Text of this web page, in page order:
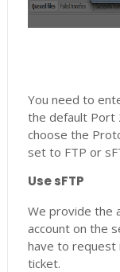
You need to
the default Port
choose the
set to FTP or
Use sFTP
We provide the
account on the
have to request
ticket.